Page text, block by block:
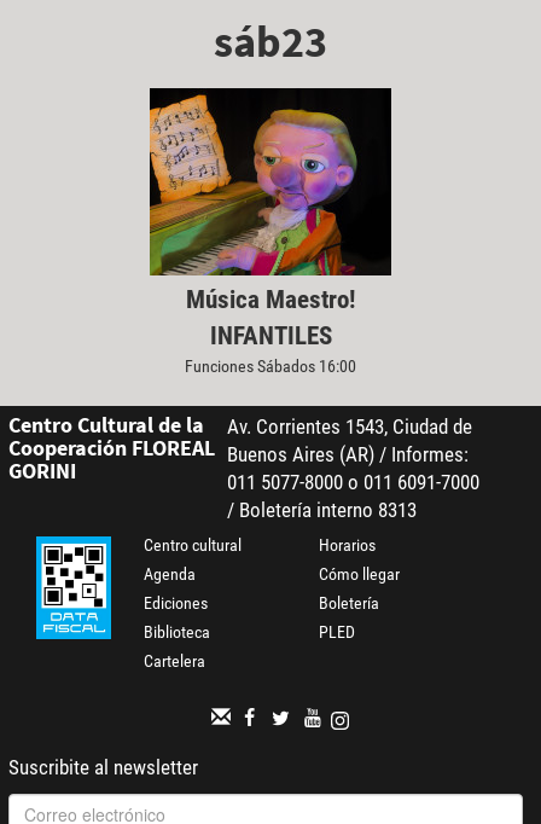
sáb23
Música Maestro!
INFANTILES
Funciones Sábados 16:00
Centro Cultural de la
Cooperación FLOREAL
GORINI
Av. Corrientes 1543, Ciudad de
Buenos Aires (AR) / Informes:
011 5077-8000 o 011 6091-7000
/ Boletería interno 8313
Centro cultural
Agenda
Ediciones
Biblioteca
Cartelera
Horarios
Cómo llegar
Boletería
PLED
Suscribite al newsletter